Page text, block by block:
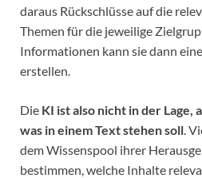
daraus Rückschlüsse auf die
Themen für die jeweilige
Informationen kann sie dann
erstellen.
Die KI ist also nicht in der Lage,
was in einem Text stehen soll.
dem Wissenspool ihrer
bestimmen, welche Inhalte